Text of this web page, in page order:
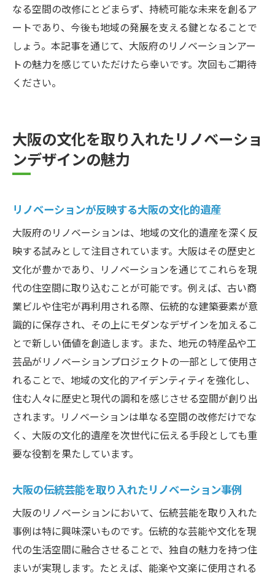
なる空間の改修にとどまらず、持続可能な未来を創るア
ートであり、今後も地域の発展を支える鍵となることで
しょう。本記事を通じて、大阪府のリノベーションアー
トの魅力を感じていただけたら幸いです。次回もご期待
ください。
大阪の文化を取り入れたリノベーショ
ンデザインの魅力
リノベーションが反映する大阪の文化的遺産
大阪府のリノベーションは、地域の文化的遺産を深く反
映する試みとして注目されています。大阪はその歴史と
文化が豊かであり、リノベーションを通じてこれらを現
代の住空間に取り込むことが可能です。例えば、古い商
業ビルや住宅が再利用される際、伝統的な建築要素が意
識的に保存され、その上にモダンなデザインを加えるこ
とで新しい価値を創造します。また、地元の特産品や工
芸品がリノベーションプロジェクトの一部として使用さ
れることで、地域の文化的アイデンティティを強化し、
住む人々に歴史と現代の調和を感じさせる空間が創り出
されます。リノベーションは単なる空間の改修だけでな
く、大阪の文化的遺産を次世代に伝える手段としても重
要な役割を果たしています。
大阪の伝統芸能を取り入れたリノベーション事例
大阪のリノベーションにおいて、伝統芸能を取り入れた
事例は特に興味深いものです。伝統的な芸能や文化を現
代の生活空間に融合させることで、独自の魅力を持つ住
まいが実現します。たとえば、能楽や文楽に使用される